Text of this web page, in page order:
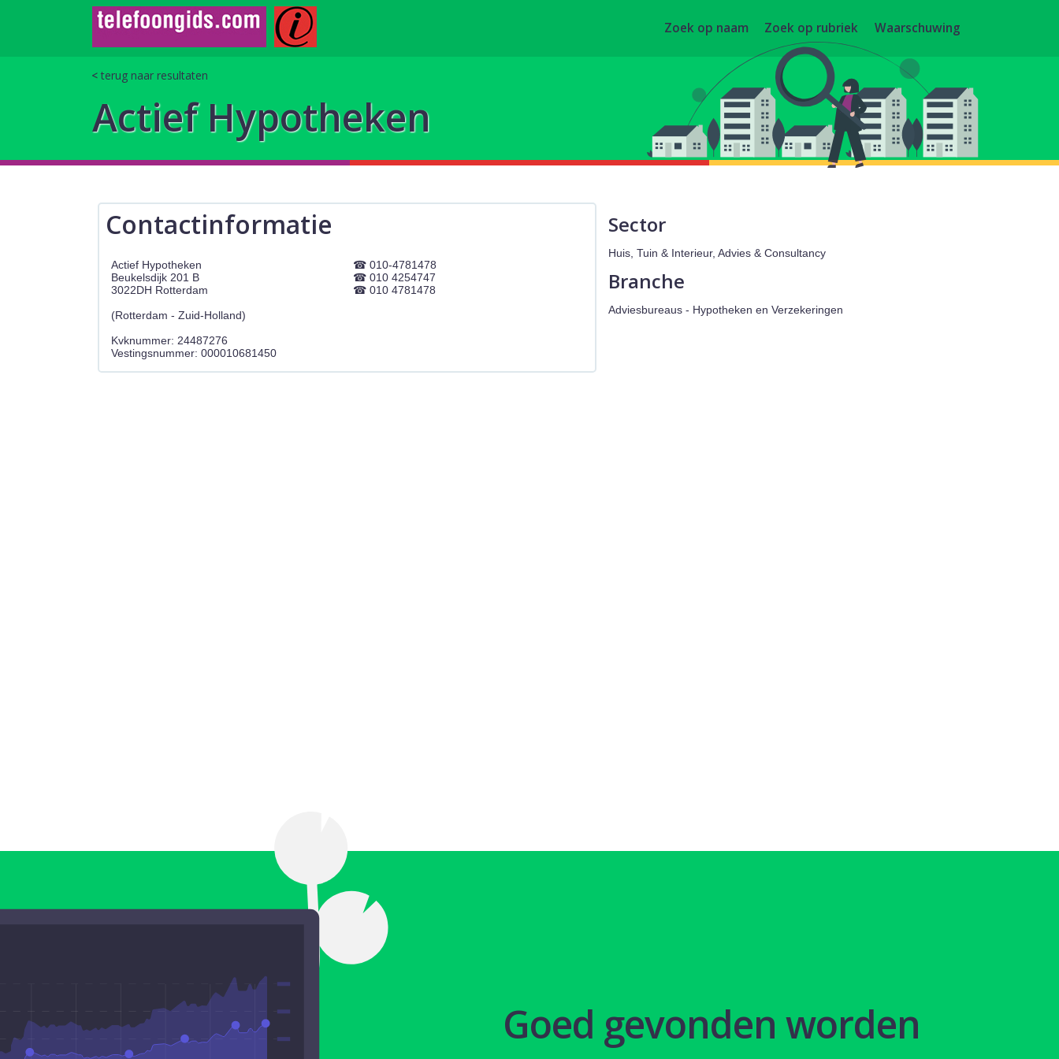
Zoek op naam Zoek op rubriek Waarschuwing
terug naar resultaten
Actief Hypotheken
Contactinformatie
Actief Hypotheken
Beukelsdijk 201 B
3022DH Rotterdam
(Rotterdam - Zuid-Holland)
Kvknummer: 24487276
010-4781478
010 4254747
010 4781478
Sector
Huis, Tuin & Interieur, Advies & Consultancy
Branche
Adviesbureaus - Hypotheken en Verzekeringen
Goed gevonden worden